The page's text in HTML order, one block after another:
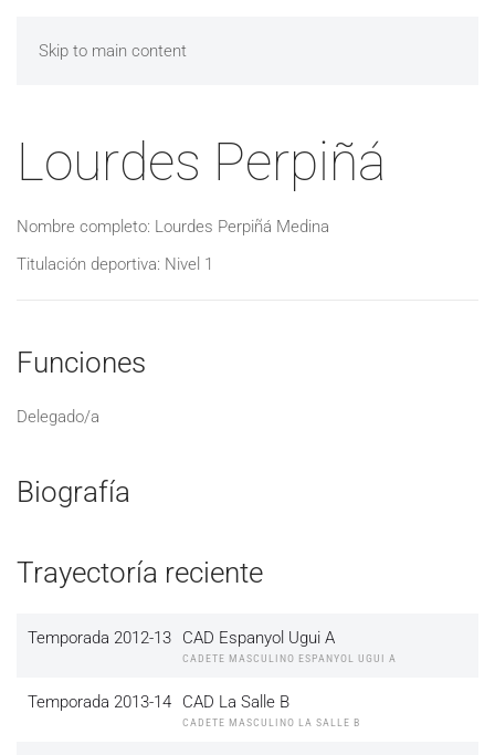
Skip to main content
Lourdes Perpiñá
Nombre completo: Lourdes Perpiñá Medina
Titulación deportiva: Nivel 1
Funciones
Delegado/a
Biografía
Trayectoría reciente
Temporada 2012-13 CAD Espanyol Ugui A
CADETE MASCULINO ESPANYOL UGUI A
Temporada 2013-14 CAD La Salle B
CADETE MASCULINO LA SALLE B